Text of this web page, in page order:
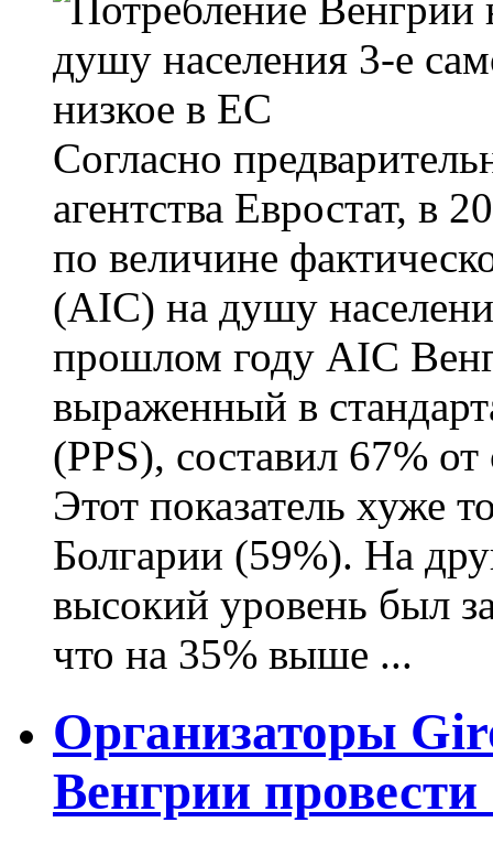
Согласно
агентства Евростат, в
по величине
(AIC) на душу
прошлом году AIC
выраженный в
(PPS), составил 67%
Этот показатель хуже
Болгарии (59%). На
высокий уровень был
что на 35% выше ...
Организаторы
Венгрии